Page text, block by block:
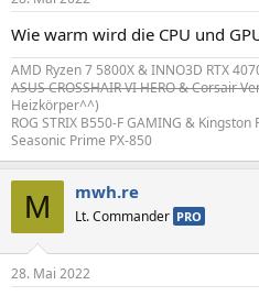
Wie warm wird die CPU und
AMD Ryzen 7 5800X & INNO3D RTX
ASUS CROSSHAIR VI HERO & Corsair
Heizkörper^^)
ROG STRIX B550-F GAMING & Kingston
Seasonic Prime PX-850
M mwh.re
Lt. Commander PRO
28. Mai 2022